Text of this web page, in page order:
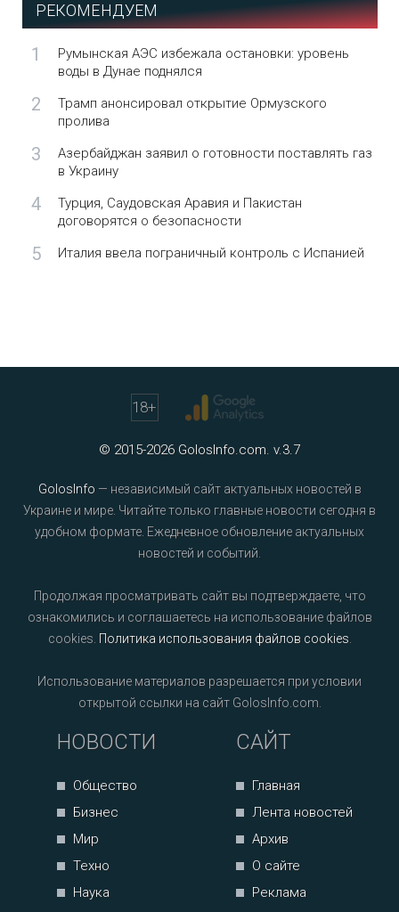
РЕКОМЕНДУЕМ
1
Румынская АЭС избежала остановки: уровень
воды в Дунае поднялся
2
Трамп анонсировал открытие Ормузского
пролива
3
Азербайджан заявил о готовности поставлять газ
в Украину
4
Турция, Саудовская Аравия и Пакистан
договорятся о безопасности
5 Италия ввела пограничный контроль с Испанией
18+
© 2015-2026 GolosInfo.com. v.3.7
GolosInfo — независимый сайт актуальных новостей в
Украине и мире. Читайте только главные новости сегодня в
удобном формате. Ежедневное обновление актуальных
новостей и событий.
Продолжая просматривать сайт вы подтверждаете, что
ознакомились и соглашаетесь на использование файлов
cookies. Политика использования файлов cookies
Использование материалов разрешается при условии
открытой ссылки на сайт GolosInfo.com.
НОВОСТИ
Общество
Бизнес
Мир
Техно
Наука
САЙТ
Главная
Лента новостей
Архив
О сайте
Реклама